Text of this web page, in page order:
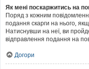
Як мені поскаржитись на
Поряд з кожним
подання скарги на нього,
Натиснувши на неї, ви
відправлення подання на
Догори